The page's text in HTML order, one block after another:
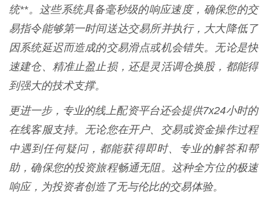
统**。这些系统具备毫秒级的响应速度，确保您的交
易指令能够第一时间送达交易所并执行，大大降低了
因系统延迟而造成的交易滑点或机会错失。无论是快
速建仓、精准止盈止损，还是灵活调仓换股，都能得
到强大的技术支撑。
更进一步，专业的线上配资平台还会提供7x24小时的
在线客服支持。无论您在开户、交易或资金操作过程
中遇到任何疑问，都能获得即时、专业的解答和帮
助，确保您的投资旅程畅通无阻。这种全方位的极速
响应，为投资者创造了无与伦比的交易体验。